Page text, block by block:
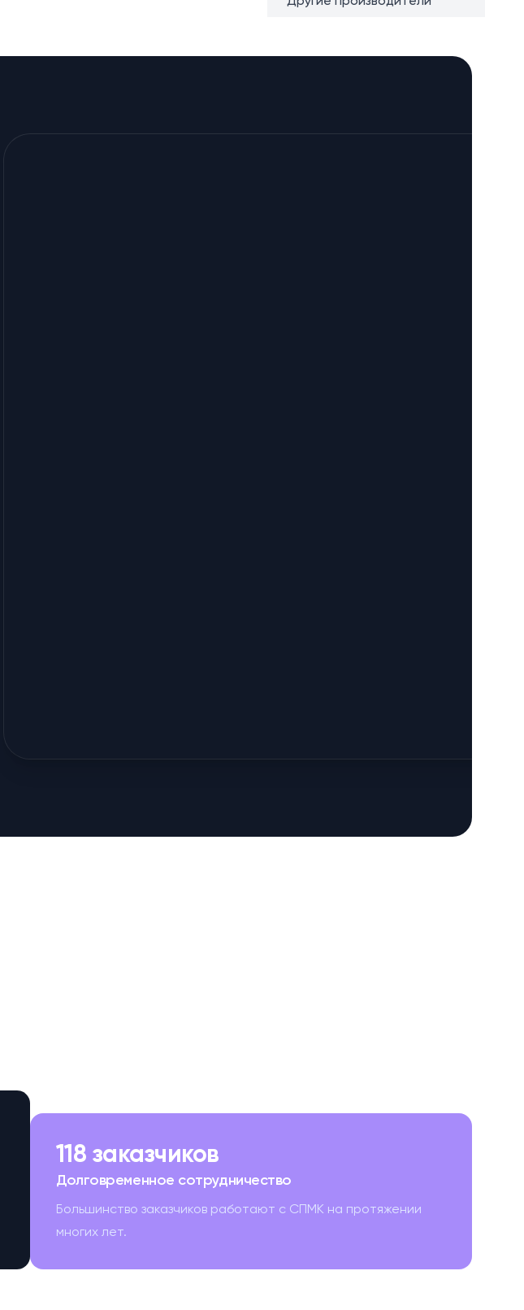
118 заказчиков
Долговременное сотрудничество
Большинство заказчиков работают с СПМК на протяжении
многих лет.